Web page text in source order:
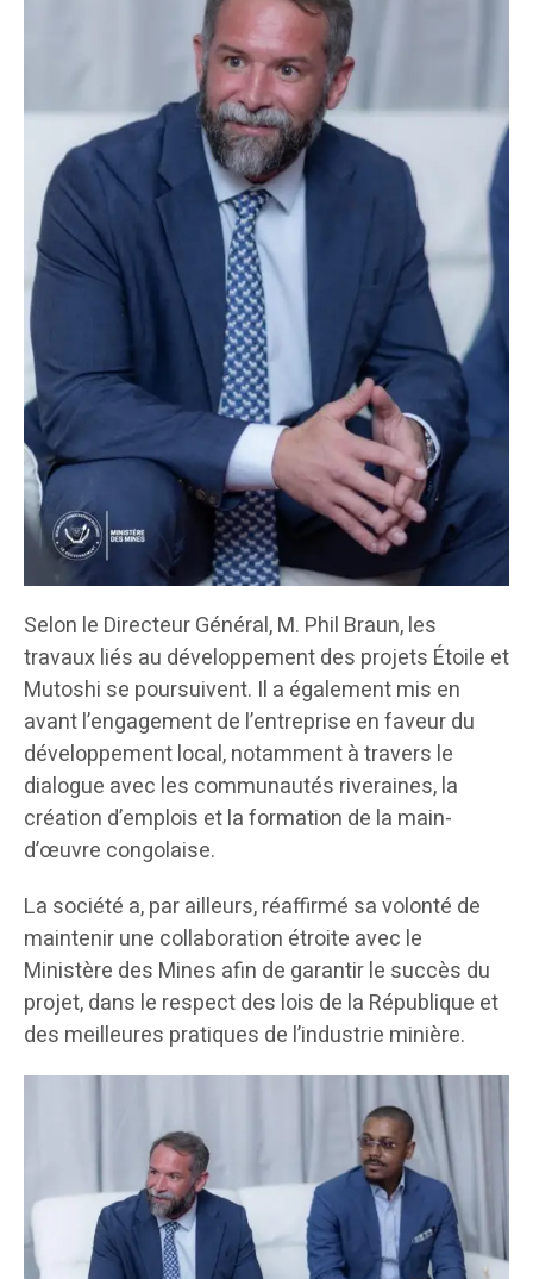
Selon le Directeur Général, M. Phil Braun, les
travaux liés au développement des projets Étoile et
Mutoshi se poursuivent. Il a également mis en
avant l’engagement de l’entreprise en faveur du
développement local, notamment à travers le
dialogue avec les communautés riveraines, la
création d’emplois et la formation de la main-
d’œuvre congolaise.
La société a, par ailleurs, réaffirmé sa volonté de
maintenir une collaboration étroite avec le
Ministère des Mines afin de garantir le succès du
projet, dans le respect des lois de la République et
des meilleures pratiques de l’industrie minière.